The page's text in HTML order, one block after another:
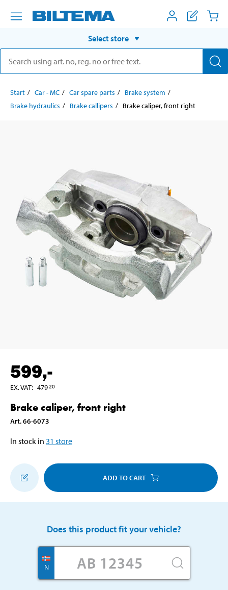
Select store
Start Car - MC Car spare parts
Brake system
Brake hydraulics
Brake callipers Brake caliper, front right
599,-
EX. VAT: 47920
Brake caliper, front right
Art.66-6073
In stock in 31 store
ADD TO CART
Does this product fit your vehicle?
N